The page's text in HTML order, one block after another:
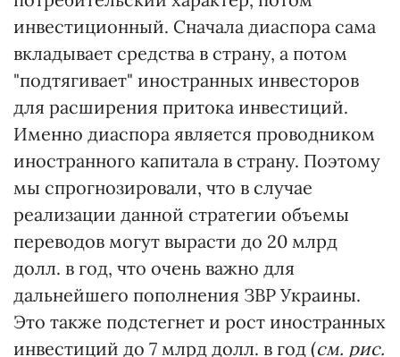
инвестиционный. Сначала диаспора сама
вкладывает средства в страну, а потом
"подтягивает" иностранных инвесторов
для расширения притока инвестиций.
Именно диаспора является проводником
иностранного капитала в страну. Поэтому
мы спрогнозировали, что в случае
реализации данной стратегии объемы
переводов могут вырасти до 20 млрд
долл. в год, что очень важно для
дальнейшего пополнения ЗВР Украины.
Это также подстегнет и рост иностранных
инвестиций до 7 млрд долл. в год (см. рис.